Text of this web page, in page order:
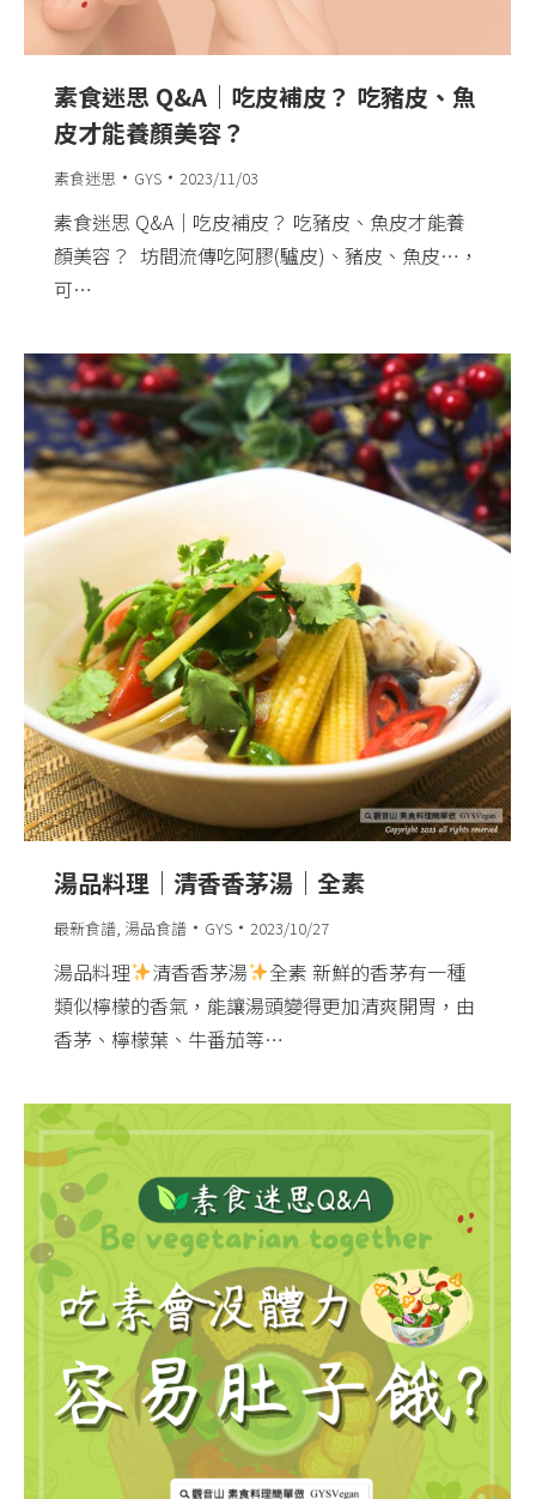
素食迷思 Q&A｜吃皮補皮？ 吃豬皮、魚
皮才能養顏美容？ ​
素食迷思 GYS 2023/11/03
素食迷思 Q&A｜吃皮補皮？ 吃豬皮、魚皮才能養
顏美容？ ​ 坊間流傳吃阿膠(驢皮)、豬皮、魚皮…，
可…
湯品料理｜清香香茅湯｜全素
最新食譜 湯品食譜 GYS 2023/10/27
湯品料理 清香香茅湯
全素 新鮮的香茅有一種
類似檸檬的香氣，能讓湯頭變得更加清爽開胃，由
香茅、檸檬葉、牛番茄等…